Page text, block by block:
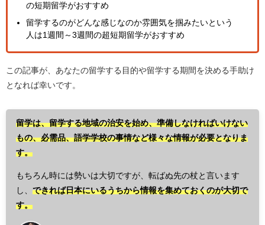
の短期留学がおすすめ
留学するのがどんな感じなのか雰囲気を掴みたいという
人は1週間～3週間の超短期留学がおすすめ
この記事が、あなたの留学する目的や留学する期間を決める手助け
となれば幸いです。
留学は、留学する地域の治安を始め、準備しなければいけない
もの、必需品、語学学校の事情など様々な情報が必要となりま
す。
もちろん時には勢いは大切ですが、転ばぬ先の杖と言います
し、 できれば日本にいるうちから情報を集めておくのが大切で
す。